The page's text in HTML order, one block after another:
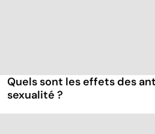
Quels sont les effets des
sexualité ?